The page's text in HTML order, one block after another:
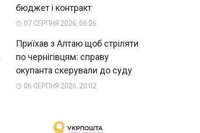
бюджет і контракт
07 СЕРПНЯ 2026, 06:26
Приїхав з Алтаю щоб стріляти
по чернігівцям: справу
окупанта скерували до суду
06 СЕРПНЯ 2026, 20:02